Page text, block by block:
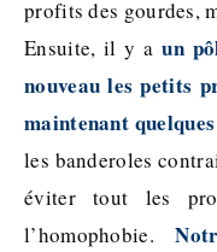
profits des gourdes,
Ensuite, il y aun
nouveau les petits
maintenant
les banderoles
éviter tout les
l’homophobie.